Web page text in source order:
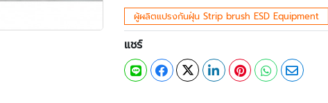
ผู้ผลิตแปรงกันฝุ่น Strip brush ESD Equipment
แชร์